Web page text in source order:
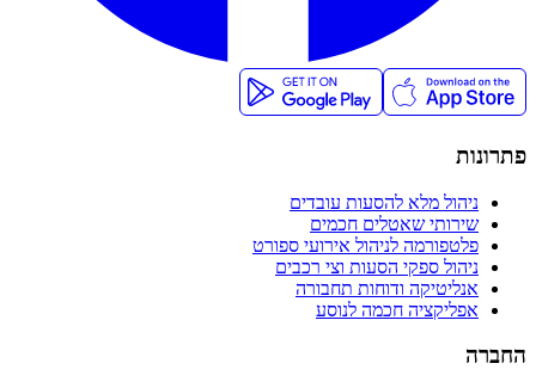
פתרונות
ניהול מלא להסעות עובדים
שירותי שאטלים חכמים
פלטפורמה לניהול אירועי ספורט
ניהול ספקי הסעות וצי רכבים
אנליטיקה ודוחות תחבורה
אפליקציה חכמה לנוסע
החברה